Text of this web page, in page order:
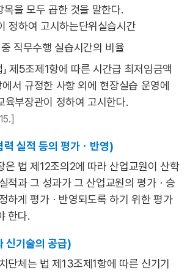
목을 모두 곱한 것을 말한다.
정하여 고시하는단위실습시간
직무수행 실습시간의 비율
」 제5조제1항에 따른 시간급 최저임금액
서 규정한 사항 외에 현장실습 운영에
육부장관이 정하여 고시한다.
실적 등의 평가ㆍ반영)
은 법 제12조의2에 따라 산업교원이 산학
적과 그 성과가 그 산업교원의 평가ㆍ승
하게 평가ㆍ반영되도록 하기 위한 평가
한다.
신기술의 공급)
단체는 법 제13조제1항에 따른 신기기